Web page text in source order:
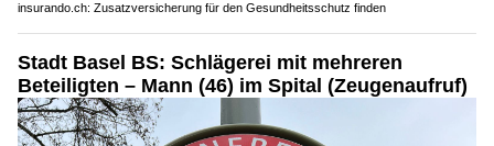
insurando.ch: Zusatzversicherung für den Gesundheitsschutz finden
Stadt Basel BS: Schlägerei mit mehreren
Beteiligten – Mann (46) im Spital (Zeugenaufruf)